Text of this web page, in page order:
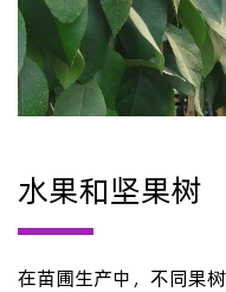
水果和坚果树
在苗圃生产中，不同果